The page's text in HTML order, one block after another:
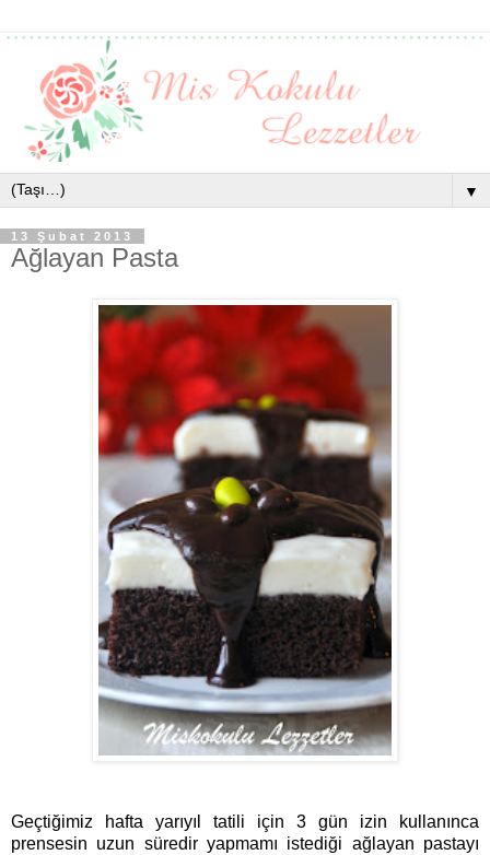
▼
13 Şubat 2013
Ağlayan Pasta
Geçtiğimiz hafta yarıyıl tatili için 3 gün izin kullanınca
prensesin uzun süredir yapmamı istediği ağlayan pastayı